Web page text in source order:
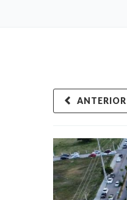
ANTERIOR